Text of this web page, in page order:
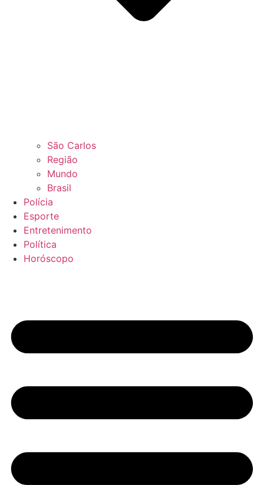
São Carlos
Região
Mundo
Brasil
Polícia
Esporte
Entretenimento
Política
Horóscopo